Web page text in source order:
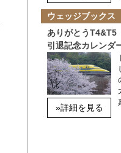
ウェッジブックス
ありがとう
引退記念カレン
»詳細を見る